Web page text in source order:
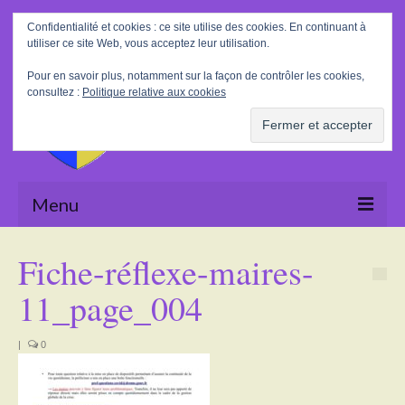
Rechercher
:
Menu
La Mairie
Le village
Fiche-réflexe-maires-
11_page_004
| 0
Confidentialité et cookies : ce site utilise des cookies. En continuant à
utiliser ce site Web, vous acceptez leur utilisation.
Pour en savoir plus, notamment sur la façon de contrôler les cookies,
consultez : Politique relative aux cookies